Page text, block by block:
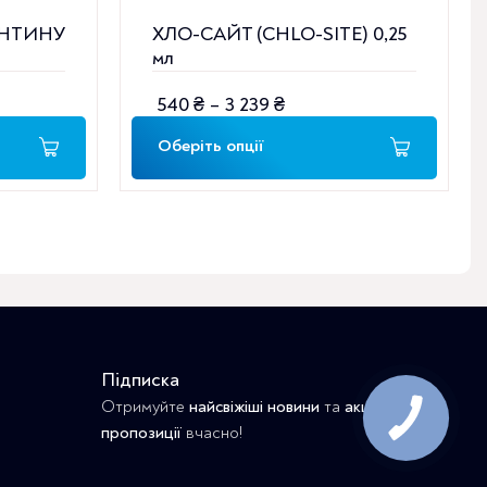
ХЛО-САЙТ (CHLO-SITE) 0,25
мл
540₴ – 3 239 ₴
Діапазон
цін:
від
540 ₴
Оберіть опції
Підписка
Отримуйте найсвіжіші новини та акційні
пропозиції вчасно!